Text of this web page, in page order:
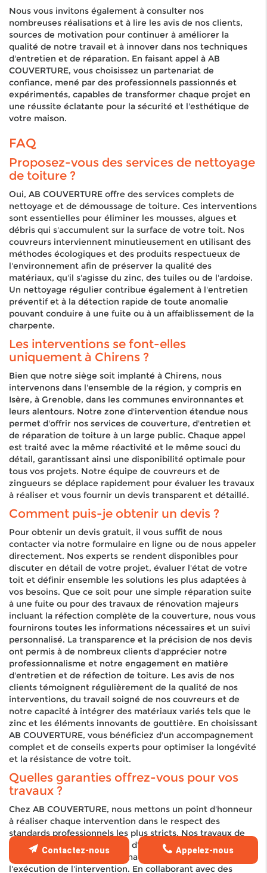
Nous vous invitons également à consulter nos
nombreuses réalisations et à lire les avis de nos clients,
sources de motivation pour continuer à améliorer la
qualité de notre travail et à innover dans nos techniques
d'entretien et de réparation. En faisant appel à AB
COUVERTURE, vous choisissez un partenariat de
confiance, mené par des professionnels passionnés et
expérimentés, capables de transformer chaque projet en
une réussite éclatante pour la sécurité et l'esthétique de
votre maison.
FAQ
Proposez-vous des services de nettoyage
de toiture ?
Oui, AB COUVERTURE offre des services complets de
nettoyage et de démoussage de toiture. Ces interventions
sont essentielles pour éliminer les mousses, algues et
débris qui s'accumulent sur la surface de votre toit. Nos
couvreurs interviennent minutieusement en utilisant des
méthodes écologiques et des produits respectueux de
l'environnement afin de préserver la qualité des
matériaux, qu'il s'agisse du zinc, des tuiles ou de l'ardoise.
Un nettoyage régulier contribue également à l'entretien
préventif et à la détection rapide de toute anomalie
pouvant conduire à une fuite ou à un affaiblissement de la
charpente.
Les interventions se font-elles
uniquement à Chirens ?
Bien que notre siège soit implanté à Chirens, nous
intervenons dans l'ensemble de la région, y compris en
Isère, à Grenoble, dans les communes environnantes et
leurs alentours. Notre zone d'intervention étendue nous
permet d'offrir nos services de couverture, d'entretien et
de réparation de toiture à un large public. Chaque appel
est traité avec la même réactivité et le même souci du
détail, garantissant ainsi une disponibilité optimale pour
tous vos projets. Notre équipe de couvreurs et de
zingueurs se déplace rapidement pour évaluer les travaux
à réaliser et vous fournir un devis transparent et détaillé.
Comment puis-je obtenir un devis ?
Pour obtenir un devis gratuit, il vous suffit de nous
contacter via notre formulaire en ligne ou de nous appeler
directement. Nos experts se rendent disponibles pour
discuter en détail de votre projet, évaluer l'état de votre
toit et définir ensemble les solutions les plus adaptées à
vos besoins. Que ce soit pour une simple réparation suite
à une fuite ou pour des travaux de rénovation majeurs
incluant la réfection complète de la couverture, nous vous
fournirons toutes les informations nécessaires et un suivi
personnalisé. La transparence et la précision de nos devis
ont permis à de nombreux clients d'apprécier notre
professionnalisme et notre engagement en matière
d'entretien et de réfection de toiture. Les avis de nos
clients témoignent régulièrement de la qualité de nos
interventions, du travail soigné de nos couvreurs et de
notre capacité à intégrer des matériaux variés tels que le
zinc et les éléments innovants de gouttière. En choisissant
AB COUVERTURE, vous bénéficiez d'un accompagnement
complet et de conseils experts pour optimiser la longévité
et la résistance de votre toit.
Quelles garanties offrez-vous pour vos
travaux ?
Chez AB COUVERTURE, nous mettons un point d'honneur
à réaliser chaque intervention dans le respect des
standards professionnels les plus stricts. Nos travaux de
couverture, de réparation et d'entretien bénéficient de
garanties sur la qualité des matériaux utilisés, ainsi que sur
l'exécution de l'intervention. En collaborant avec des
Appelez-nous
Contactez-nous